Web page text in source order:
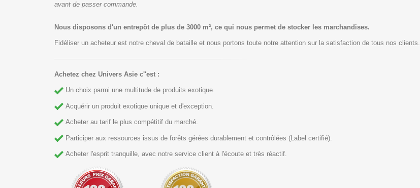
avant de passer commande.
Nous disposons d'un entrepôt de plus de 3000 m², ce qui nous permet de stocker les marchandises.
Fidéliser un acheteur est notre cheval de bataille et nous portons toute notre attention sur la satisfaction de tous nos clients.
Achetez chez Univers Asie c''est :
Un choix parmi une multitude de produits exotique.
Acquérir un produit exotique unique et d'exception.
Acheter au tarif le plus compétitif du marché.
Participer aux ressources issus de forêts gérées durablement et contrôlées (Label certifié).
Acheter l'esprit tranquille, avec notre service client à l'écoute et très réactif.